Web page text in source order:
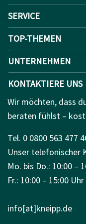
SERVICE
TOP-THEMEN
UNTERNEHMEN
KONTAKTIERE UNS
Wir möchten, dass
beraten fühlst –
Tel. 0 0800 563 477
Unser telefonischer
Mo. bis Do.: 10:00 –
Fr.: 10:00 – 15:00 Uhr
info[at]kneipp.de